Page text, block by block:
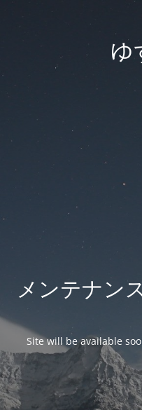
ゆ
メンテナン
Site will be available